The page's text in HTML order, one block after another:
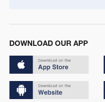
DOWNLOAD OUR APP